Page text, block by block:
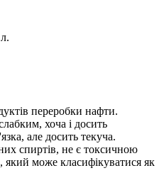
переробки нафти.
хоча і досить
але досить текуча.
спиртів, не є токсичною
може класифікуватися як